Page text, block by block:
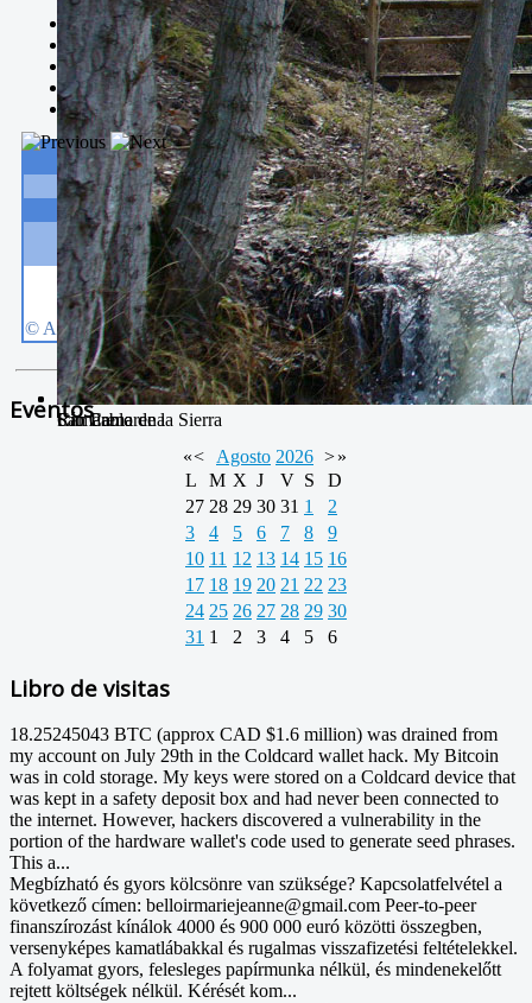
Camarena de la Sierra
San Pablo
Río Camarena
Solidaria carrera - 7 TÉRMINOS XTREM
Temporal de Febrero
Nevada Enero 2018
La estación de esquí de Javalambre abrirán este sábado
Larga vida a las escuelas
Eventos
«< Agosto 2026 >»
L
M X J V S
D
27 28 29 30 31 1
2
3
4 5 6 7 8
9
10 11 12 13 14 15 16
17 18 19 20 21 22 23
24 25 26 27 28 29 30
31 1 2 3 4 5 6
Libro de visitas
18.25245043 BTC (approx CAD $1.6 million) was drained from
my account on July 29th in the Coldcard wallet hack. My Bitcoin
was in cold storage. My keys were stored on a Coldcard device that
was kept in a safety deposit box and had never been connected to
the internet. However, hackers discovered a vulnerability in the
portion of the hardware wallet's code used to generate seed phrases.
This a...
Megbízható és gyors kölcsönre van szüksége? Kapcsolatfelvétel a
következő címen: belloirmariejeanne@gmail.com Peer-to-peer
finanszírozást kínálok 4000 és 900 000 euró közötti összegben,
versenyképes kamatlábakkal és rugalmas visszafizetési feltételekkel.
A folyamat gyors, felesleges papírmunka nélkül, és mindenekelőtt
rejtett költségek nélkül. Kérését kom...